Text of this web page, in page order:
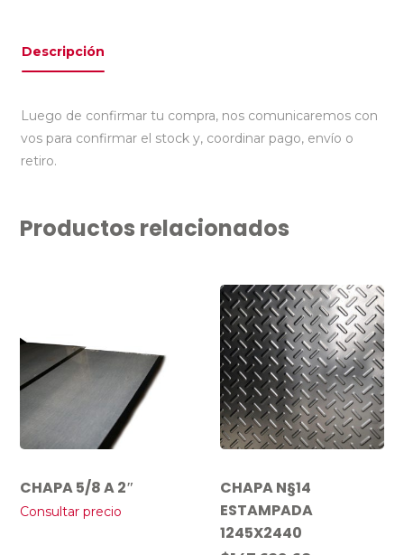
Descripción
Luego de confirmar tu compra, nos comunicaremos con
vos para confirmar el stock y, coordinar pago, envío o
retiro.
Productos relacionados
CHAPA 5/8 A 2″
Consultar precio
CHAPA N§14
ESTAMPADA
1245X2440